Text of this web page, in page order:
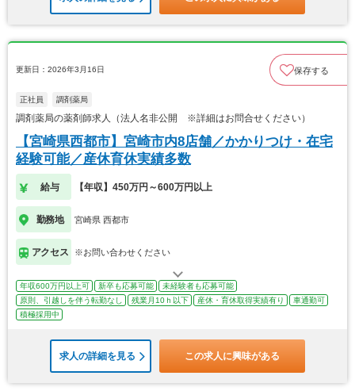
更新日：2026年3月16日 保存する
正社員 調剤薬局
調剤薬局の薬剤師求人（法人名非公開 ※詳細はお問合せください）
【宮崎県西都市】宮崎市内8店舗／かかりつけ・在宅
経験可能／産休育休実績多数
給与 【年収】450万円～600万円以上
勤務地 宮崎県 西都市
アクセス ※お問い合わせください
年収600万円以上可 新卒も応募可能
未経験者も応募可能
原則、引越しを伴う転勤なし
残業月10ｈ以下 産休・育休取得実績有り
車通勤可
積極採用中
求人の詳細を見る この求人に興味がある